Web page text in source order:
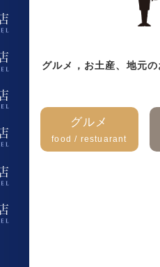
グルメ，お土産、地元
グルメ
food / restuarant